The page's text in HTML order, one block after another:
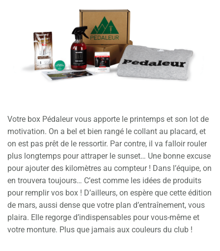
Votre box Pédaleur vous apporte le printemps et son lot de
motivation. On a bel et bien rangé le collant au placard, et
on est pas prêt de le ressortir. Par contre, il va falloir rouler
plus longtemps pour attraper le sunset… Une bonne excuse
pour ajouter des kilomètres au compteur ! Dans l’équipe, on
en trouvera toujours… C’est comme les idées de produits
pour remplir vos box ! D’ailleurs, on espère que cette édition
de mars, aussi dense que votre plan d’entraînement, vous
plaira. Elle regorge d’indispensables pour vous-même et
votre monture. Plus que jamais aux couleurs du club !